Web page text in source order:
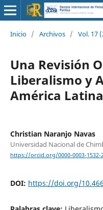
Inicio / Archivos / Vol. 17
Una Revisión
Liberalismo y
América
Christian Naranjo Navas
Universidad Nacional de
https://orcid.org/0000-0003-1532-
DOI: https://doi.org/